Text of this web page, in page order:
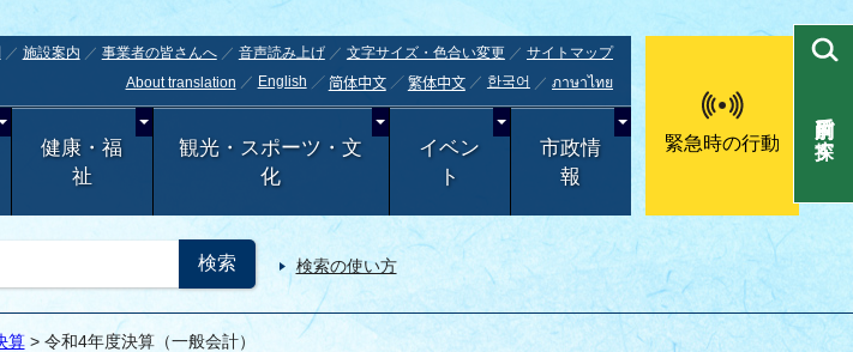
施設案内 事業者の皆さんへ 音声読み上げ 文字サイズ・色合い変更
サイトマップ
About translation
English 简体中文 繁体中文 한국어 ภาษาไทย
健康・福
祉
観光・スポーツ・文
化
イベン
ト
市政情
報
緊急時の行動
検索の使い方
目的別で探す
算> 令和4年度決算（一般会計）